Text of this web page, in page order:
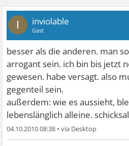
I inviolable
Gast
besser als die anderen. man
arrogant sein. ich bin bis jetzt
gewesen. habe versagt. also
gegenteil sein.
außerdem: wie es aussieht,
lebenslänglich alleine.
04.10.2010 08:38 •